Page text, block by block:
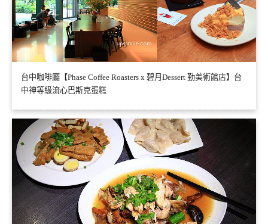
台中咖啡廳【Phase Coffee Roasters x 碧月Dessert 勤美術館店】台
中神等級流心巴斯克蛋糕